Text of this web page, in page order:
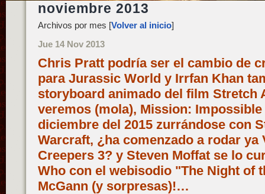
noviembre 2013
Archivos por mes [Volver al inicio]
Jue 14 Nov 2013
Chris Pratt podría ser el cambio de
para Jurassic World y Irrfan Khan
storyboard animado del film Stretch
veremos (mola), Mission: Impossible
diciembre del 2015 zurrándose con
Warcraft, ¿ha comenzado a rodar ya
Creepers 3? y Steven Moffat se lo
Who con el webisodio "The Night of
McGann (y sorpresas)!…